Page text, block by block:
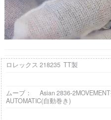
ロレックス 218235 TT製
ムーブ： Asian 2836-
AUTOMATIC(自動巻き)